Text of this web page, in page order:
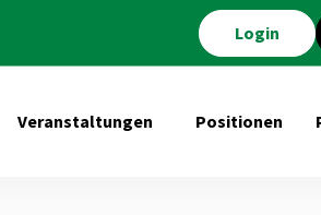
Login
Veranstaltungen Positionen